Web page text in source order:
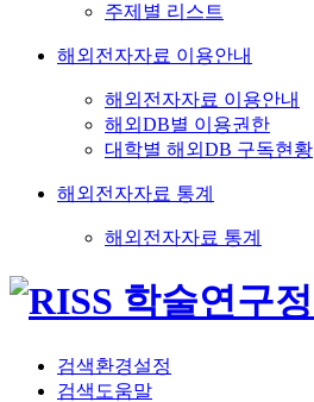
주제별 리스트
해외전자자료 이용안내
해외전자자료 이용안내
해외DB별 이용권한
대학별 해외DB 구독현황
해외전자자료 통계
해외전자자료 통계
검색환경설정
검색도움말